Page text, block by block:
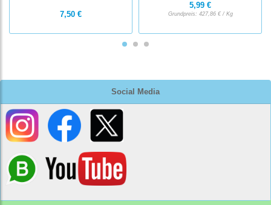
Social Media
7,50 €
5,99 €
Grundpreis: 427,86 € / Kg